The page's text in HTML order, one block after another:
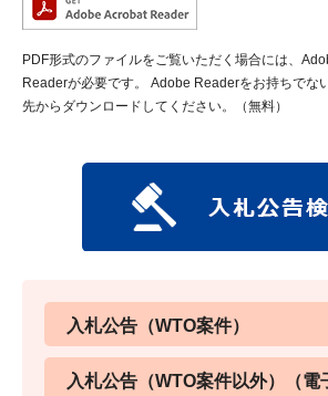
PDF形式のファイルをご覧いただく場合には、
Readerが必要です。
Adobe Readerをお持ちでな
先からダウンロードしてください。（無料）
入札公告（WTO案件）
入札公告（WTO案件以外）（電